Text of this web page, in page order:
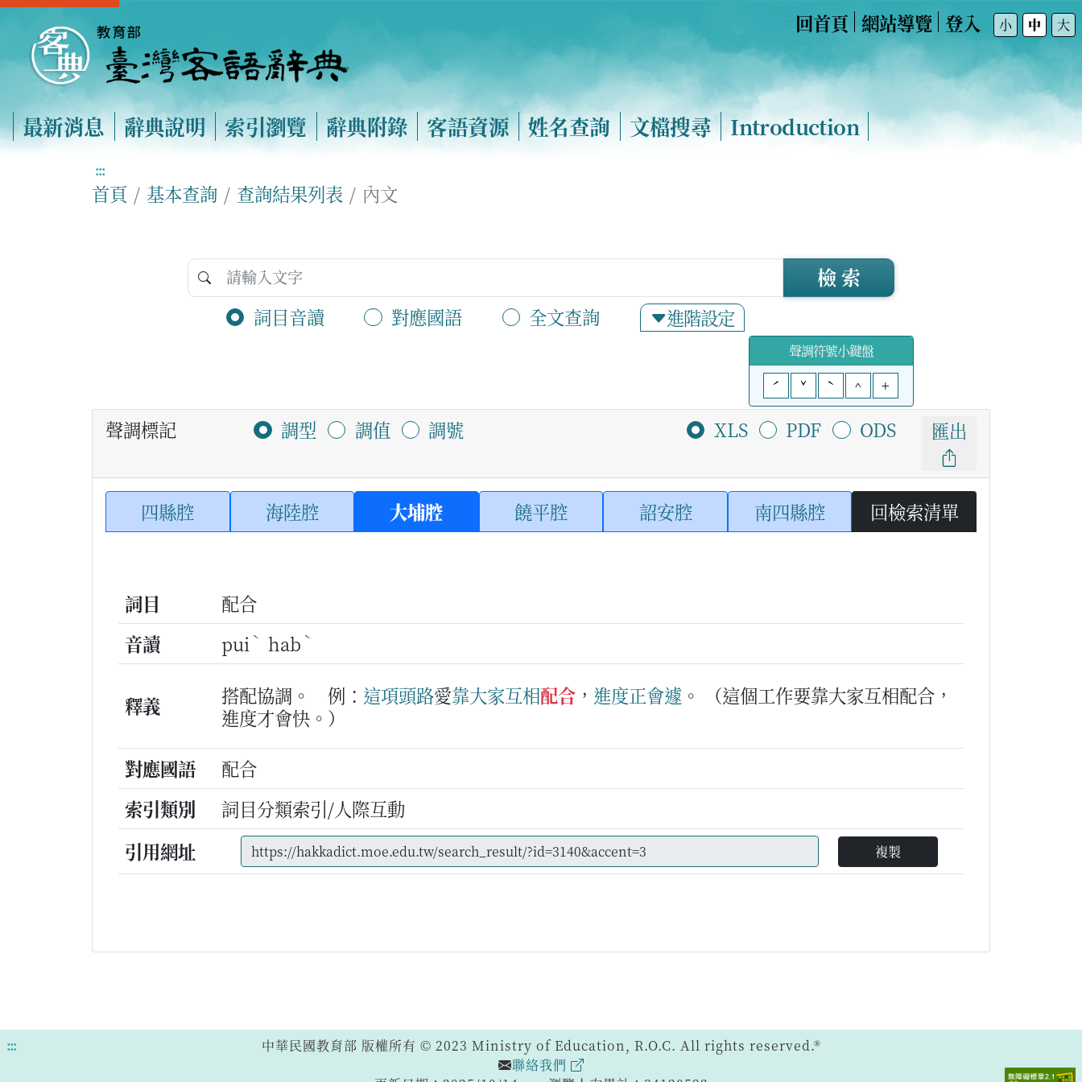
回首頁 網站導覽 登入 小 中 大
最新消息 辭典說明 索引瀏覽 辭典附錄 客語資源 姓名查詢 文檔搜尋 Introduction
:::
首頁 基本查詢 查詢結果列表 內文
詞目音讀 對應國語 全文查詢 進階設定
檢 索
聲調符號小鍵盤
ˊ
ˇ ˋ ^ +
聲調標記 調型 調值 調號 XLS PDF ODS 匯出
四縣腔 海陸腔 大埔腔 饒平腔 詔安腔 南四縣腔 回檢索清單
詞目
配合
音讀
pui ˋ hab ˋ
釋義 搭配協調。 例： 這項頭路愛靠大家互相配合 ， 進度正會遽 。
（這個工作要靠大家互相配合，
進度才會快。）
對應國語
配合
索引類別
詞目分類索引/人際互動
引用網址
複製
:::
中華民國教育部 版權所有 © 2023 Ministry of Education, R.O.C. All rights reserved.®
聯絡我們